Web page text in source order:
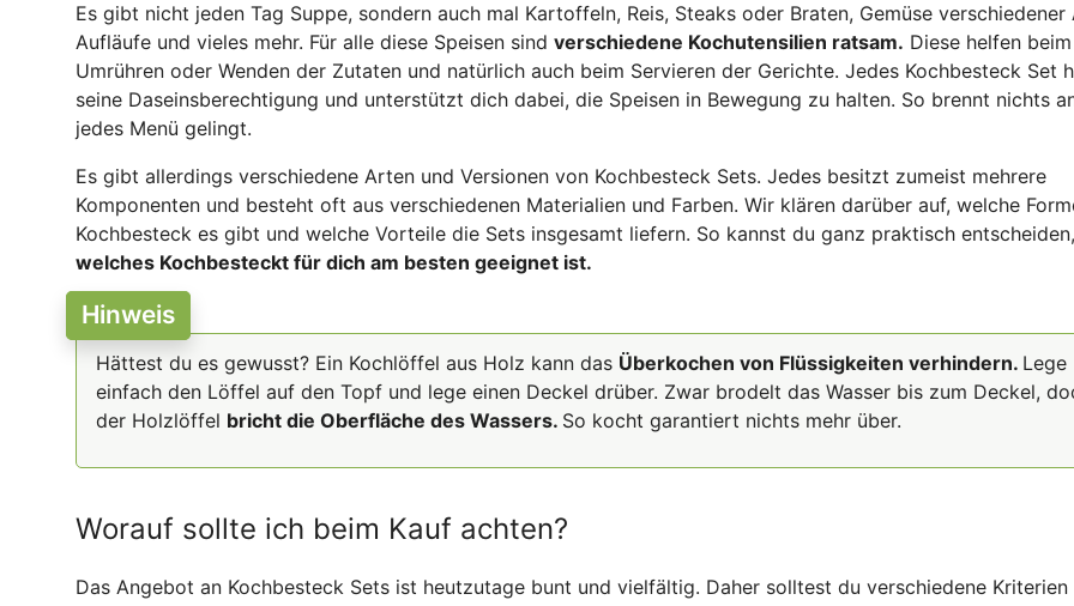
Es gibt nicht jeden Tag Suppe, sondern auch mal Kartoffeln, Reis, Steaks oder Braten, Gemüse verschiedener
Aufläufe und vieles mehr. Für alle diese Speisen sind verschiedene Kochutensilien ratsam. Diese helfen beim
Umrühren oder Wenden der Zutaten und natürlich auch beim Servieren der Gerichte. Jedes Kochbesteck Set
seine Daseinsberechtigung und unterstützt dich dabei, die Speisen in Bewegung zu halten. So brennt nichts
jedes Menü gelingt.
Es gibt allerdings verschiedene Arten und Versionen von Kochbesteck Sets. Jedes besitzt zumeist mehrere
Komponenten und besteht oft aus verschiedenen Materialien und Farben. Wir klären darüber auf, welche
Kochbesteck es gibt und welche Vorteile die Sets insgesamt liefern. So kannst du ganz praktisch entscheiden,
welches Kochbesteckt für dich am besten geeignet ist.
Hinweis
Hättest du es gewusst? Ein Kochlöffel aus Holz kann das Überkochen von Flüssigkeiten verhindern. Lege
einfach den Löffel auf den Topf und lege einen Deckel drüber. Zwar brodelt das Wasser bis zum Deckel,
der Holzlöffel bricht die Oberfläche des Wassers. So kocht garantiert nichts mehr über.
Worauf sollte ich beim Kauf achten?
Das Angebot an Kochbesteck Sets ist heutzutage bunt und vielfältig. Daher solltest du verschiedene Kriterien